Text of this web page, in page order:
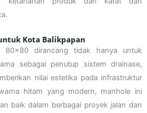
Kota Balikpapan
80×80 dirancang tidak hanya untuk
sebagai penutup sistem drainase,
nilai estetika pada infrastruktur
hitam yang modern, manhole ini
baik dalam berbagai proyek jalan dan